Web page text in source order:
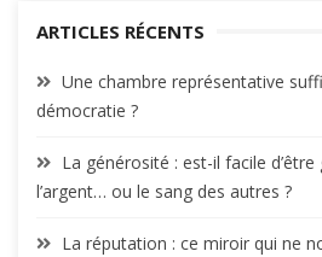
ARTICLES RÉCENTS
Une chambre représentative
démocratie ?
La générosité : est-il facile
l’argent… ou le sang des autres ?
La réputation : ce miroir qui ne